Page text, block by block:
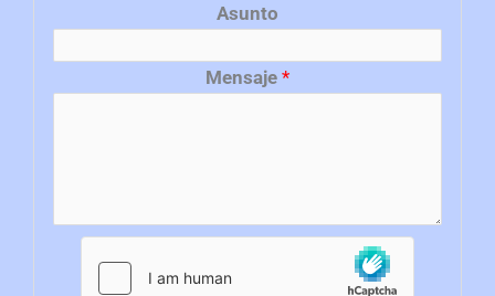
Asunto
Mensaje *